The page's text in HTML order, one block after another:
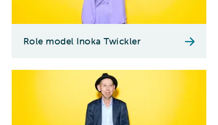
Role model Inoka Twickler